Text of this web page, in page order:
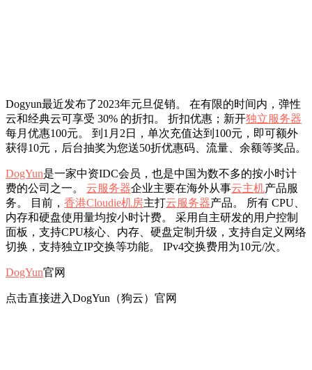
Dogyun最近发布了2023年元旦促销。 在有限的时间内，弹性
云和经典云可享受 30% 的折扣。 折扣优惠；新开独立服务器
每月优惠100元。 到1月2日，单次充值达到100元，即可额外
获得10元，后台抽奖为您送50折优惠码、流量、余额等奖品。
DogYun是一家中资IDC会员，也是中国为数不多的按小时计
费的公司之一。 云服务器企业主要在海外从事云主机产品服
务。 目前， 香港Cloudie机房主打云服务器产品。 所有 CPU、
内存和硬盘使用量均按小时计费。 采用自主研发的用户控制
面板，支持CPU核心、内存、硬盘定制升级，支持自定义网络
切换，支持独立IP交换等功能。 IPv4交换费用为10元/次。
DogYun官网
点击直接进入DogYun（狗云）官网